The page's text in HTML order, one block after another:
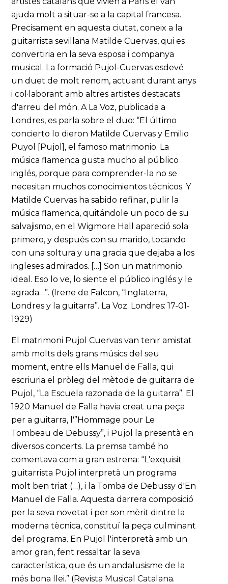
ajuda molt a situar-se a la capital francesa.
Precisament en aquesta ciutat, coneix a la
guitarrista sevillana Matilde Cuervas, qui es
convertiria en la seva esposa i companya
musical. La formació Pujol-Cuervas esdevé
un duet de molt renom, actuant durant anys
i col·laborant amb altres artistes destacats
d'arreu del món. A La Voz, publicada a
Londres, es parla sobre el duo: “El último
concierto lo dieron Matilde Cuervas y Emilio
Puyol [Pujol], el famoso matrimonio. La
música flamenca gusta mucho al público
inglés, porque para comprender-la no se
necesitan muchos conocimientos técnicos. Y
Matilde Cuervas ha sabido refinar, pulir la
música flamenca, quitándole un poco de su
salvajismo, en el Wigmore Hall apareció sola
primero, y después con su marido, tocando
con una soltura y una gracia que dejaba a los
ingleses admirados. […] Son un matrimonio
ideal. Eso lo ve, lo siente el público inglés y le
agrada…”. (Irene de Falcon, “Inglaterra,
Londres y la guitarra”. La Voz. Londres: 17-01-
1929)
El matrimoni Pujol Cuervas van tenir amistat
amb molts dels grans músics del seu
moment, entre ells Manuel de Falla, qui
escriuria el pròleg del mètode de guitarra de
Pujol, “La Escuela razonada de la guitarra”. El
1920 Manuel de Falla havia creat una peça
per a guitarra, l'”Hommage pour Le
Tombeau de Debussy”, i Pujol la presentà en
diversos concerts. La premsa també ho
comentava com a gran estrena: “L'exquisit
guitarrista Pujol interpretà un programa
molt ben triat (…), i la Tomba de Debussy d'En
Manuel de Falla. Aquesta darrera composició
per la seva novetat i per son mèrit dintre la
moderna tècnica, constituí la peça culminant
del programa. En Pujol l'interpretà amb un
amor gran, fent ressaltar la seva
característica, que és un andalusisme de la
més bona llei.” (Revista Musical Catalana.